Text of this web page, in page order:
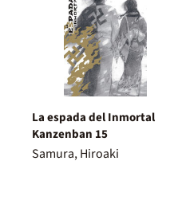
La espada del Inmortal
Kanzenban 15
Samura, Hiroaki